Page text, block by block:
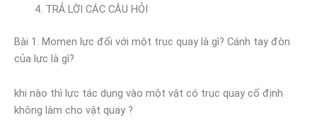
TRẢ LỜI CÁC CÂU HỎI
Bài 1. Momen lực đối với một trục quay là gì? Cánh tay đòn
của lực là gì?
khi nào thì lực tác dụng vào một vật có trục quay cố định
không làm cho vật quay ?